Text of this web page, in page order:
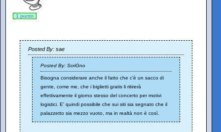
1 punto
Posted By: sae
Posted By: ScriGno
Bisogna considerare anche il fatto che c'è un sacco di
gente, come me, che i biglietti gratis li ritirerà
effettivamente il giorno stesso del concerto per motivi
logistici. E' quindi possibile che sui siti sia segnato che il
palazzetto sia mezzo vuoto, ma in realtà non è così.